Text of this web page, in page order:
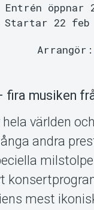
Entrén öppnar
Startar 22 feb
Arrangör:
fira musiken
världen
andra
mest